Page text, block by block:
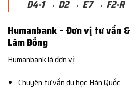
D4-1 → D2 → E7 → F2-R
Humanbank – Đơn vị tư vấn
Lâm Đồng
Humanbank là đơn vị:
Chuyên tư vấn du học Hàn Quốc